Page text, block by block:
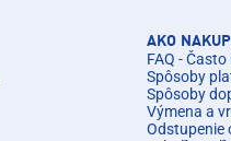
AKO
FAQ -
Spôsoby
Spôsoby
Výmena a
Odstupenie